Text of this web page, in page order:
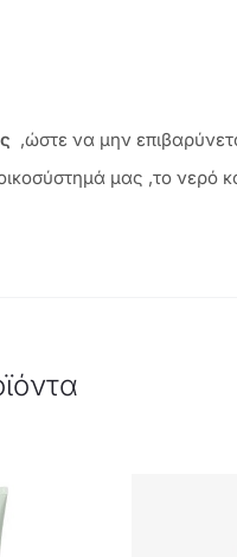
,ώστε να μην
μας ,το νερό